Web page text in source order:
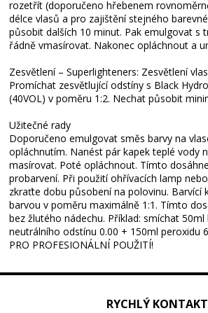
rozetřít (doporučeno hřebenem
délce vlasů a pro zajištění stejného
působit dalších 10 minut. Pak emulgovat s
řádně vmasírovat. Nakonec opláchnout a
Zesvětlení – Superlighteners: Zesvětlení
Promíchat zesvětlující odstíny s Black
(40VOL) v poměru 1:2. Nechat působit
Užitečné rady
Doporučeno emulgovat směs barvy na
opláchnutím. Nanést pár kapek teplé vody
masírovat. Poté opláchnout. Tímto
probarvení. Při použití ohřívacích lamp
zkraťte dobu působení na polovinu. Barvící
barvou v poměru maximálně 1:1. Tímto
bez žlutého nádechu. Příklad: smíchat 50ml
neutrálního odstínu 0.00 + 150ml peroxidu
PRO PROFESIONÁLNÍ POUŽITÍ!
RYCHLÝ KONTAKT